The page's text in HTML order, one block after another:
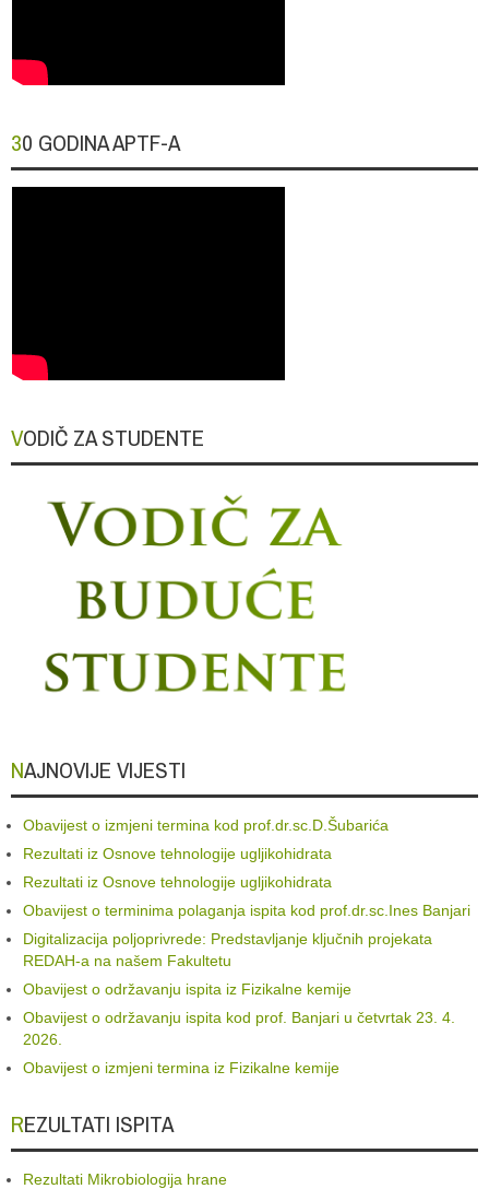
30 GODINA APTF-A
VODIČ ZA STUDENTE
NAJNOVIJE VIJESTI
Obavijest o izmjeni termina kod prof.dr.sc.D.Šubarića
Rezultati iz Osnove tehnologije ugljikohidrata
Rezultati iz Osnove tehnologije ugljikohidrata
Obavijest o terminima polaganja ispita kod prof.dr.sc.Ines Banjari
Digitalizacija poljoprivrede: Predstavljanje ključnih projekata
REDAH-a na našem Fakultetu
Obavijest o održavanju ispita iz Fizikalne kemije
Obavijest o održavanju ispita kod prof. Banjari u četvrtak 23. 4.
2026.
Obavijest o izmjeni termina iz Fizikalne kemije
REZULTATI ISPITA
Rezultati Mikrobiologija hrane